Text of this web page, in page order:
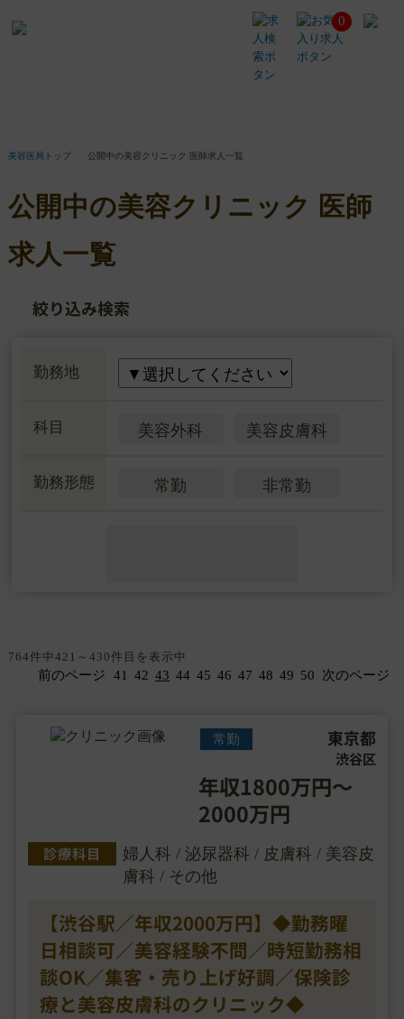
公
開
ク
医
求
0
美容医局トップ 公開中の美容クリニック 医師求人一覧
公開中の美容クリニック 医師
求人一覧
絞り込み検索
勤務地
科目 美容外科 美容皮膚科
勤務形態 常勤 非常勤
764件中421～430件目を表示中
前のページ 41 42 43 44 45 46 47 48 49 50 次のページ
常勤 東京都
渋谷区
年収1800万円～
2000万円
診療科目
婦人科 / 泌尿器科 / 皮膚科 / 美容皮
膚科 / その他
【渋谷駅／年収2000万円】◆勤務曜
日相談可／美容経験不問／時短勤務相
談OK／集客・売り上げ好調／保険診
療と美容皮膚科のクリニック◆